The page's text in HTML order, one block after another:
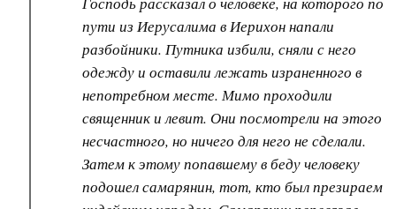
пути из Иерусалима в Иерихон напали
разбойники. Путника избили, сняли с него
одежду и оставили лежать израненного в
непотребном месте. Мимо проходили
священник и левит. Они посмотрели на этого
несчастного, но ничего для него не сделали.
Затем к этому попавшему в беду человеку
подошел самарянин, тот, кто был презираем